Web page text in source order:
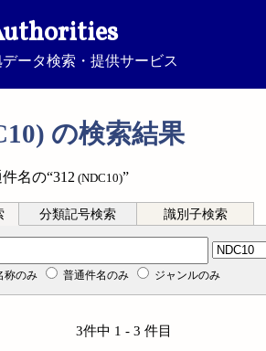
ータ検索・提供サービス
の検索結果
名の“312 (NDC10)”
分類記号検索 識別子検索
称のみ 普通件名のみ ジャンルのみ
3件中 1 - 3 件目